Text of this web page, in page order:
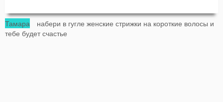
Тамара набери в гугле женские стрижки на короткие волосы и
тебе будет счастье